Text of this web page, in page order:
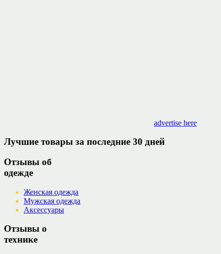
advertise here
Лучшие товары за последние 30 дней
Отзывы об
одежде
Женская одежда
Мужская одежда
Аксессуары
Отзывы о
технике